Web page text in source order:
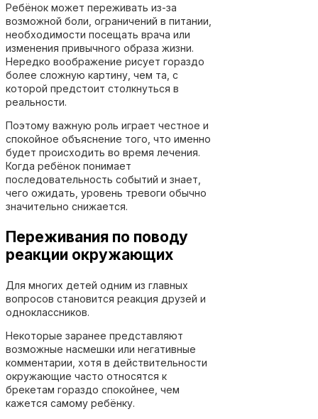
Ребёнок может переживать из-за
возможной боли, ограничений в питании,
необходимости посещать врача или
изменения привычного образа жизни.
Нередко воображение рисует гораздо
более сложную картину, чем та, с
которой предстоит столкнуться в
реальности.
Поэтому важную роль играет честное и
спокойное объяснение того, что именно
будет происходить во время лечения.
Когда ребёнок понимает
последовательность событий и знает,
чего ожидать, уровень тревоги обычно
значительно снижается.
Переживания по поводу
реакции окружающих
Для многих детей одним из главных
вопросов становится реакция друзей и
одноклассников.
Некоторые заранее представляют
возможные насмешки или негативные
комментарии, хотя в действительности
окружающие часто относятся к
брекетам гораздо спокойнее, чем
кажется самому ребёнку.